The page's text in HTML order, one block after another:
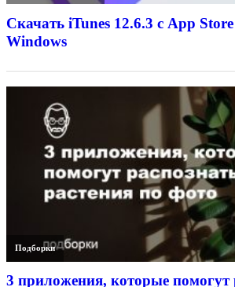
Скачать iTunes 12.6.3 с App
Windows
Подборки
3 приложения, которые помогут